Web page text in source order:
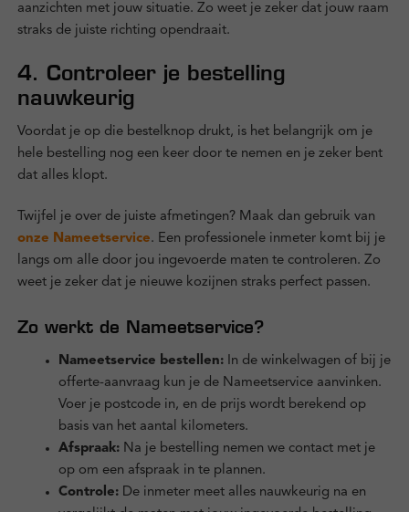
aanzichten met jouw situatie. Zo weet je zeker dat jouw raam
straks de juiste richting opendraait.
4. Controleer je bestelling
nauwkeurig
Voordat je op die bestelknop drukt, is het belangrijk om je
hele bestelling nog een keer door te nemen en je zeker bent
dat alles klopt.
Twijfel je over de juiste afmetingen? Maak dan gebruik van
onze Nameetservice. Een professionele inmeter komt bij je
langs om alle door jou ingevoerde maten te controleren. Zo
weet je zeker dat je nieuwe kozijnen straks perfect passen.
Zo werkt de Nameetservice?
Nameetservice bestellen:In de winkelwagen of bij je
offerte-aanvraag kun je de Nameetservice aanvinken.
Voer je postcode in, en de prijs wordt berekend op
basis van het aantal kilometers.
Afspraak:Na je bestelling nemen we contact met je
op om een afspraak in te plannen.
Controle:De inmeter meet alles nauwkeurig na en